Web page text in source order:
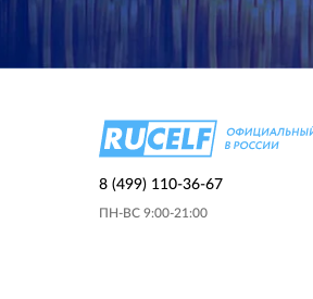
8 (499) 110-36-67
ПН-ВС 9:00-21:00